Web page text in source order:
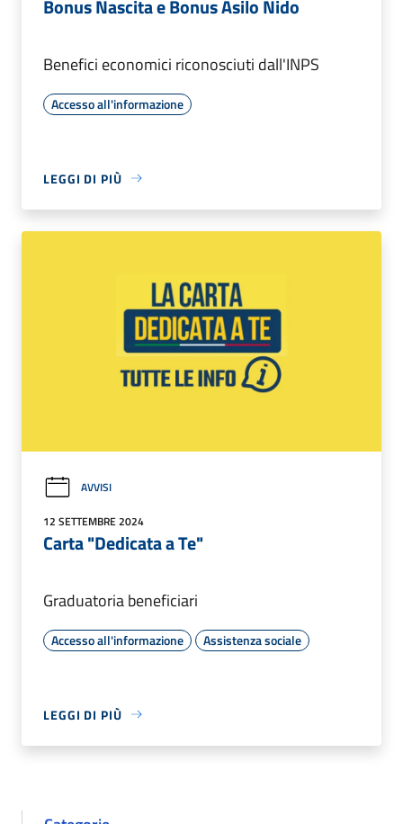
Bonus Nascita e Bonus Asilo Nido
Benefici economici riconosciuti dall'INPS
Accesso all'informazione
LEGGI DI PIÙ
AVVISI
12 SETTEMBRE 2024
Carta "Dedicata a Te"
Graduatoria beneficiari
Accesso all'informazione Assistenza sociale
LEGGI DI PIÙ